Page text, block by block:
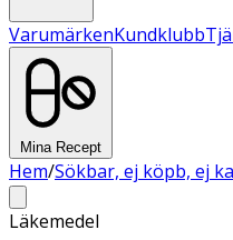
VarumärkenKundklubb
Mina Recept
Hem/Sökbar, ej köpb, ej
Läkemedel